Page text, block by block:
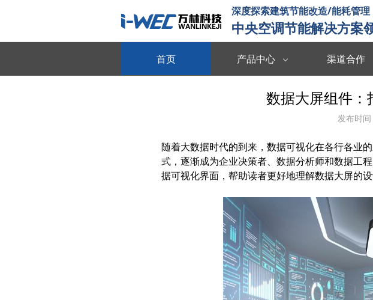
深度探索建筑节能改造/能耗管理
中央空调节能解决方案
首页 产品中心
跨系统协同 全域数据整合 多维度分析决策
数据中台
海量数据集
动态数据采集 需求智能调控 多能源协同管理 运行习惯分析
智慧节能 智慧暖通
节能隔热 防晒防爆 绿色环保
楼宇智控
监控运行状态
档案管理 库房环控 数字化加工整理
分体空调
远程自动控制
渠道合作
数据大屏组件：
发布时间
随着大数据时代的到来，数据可视化在各行各业
式，逐渐成为企业决策者、数据分析师和数据工
据可视化界面，帮助读者更好地理解数据大屏的设